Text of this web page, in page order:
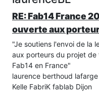
RE: Fab14 France
ouverte aux
"Je soutiens l'envoi de la
aux porteurs du projet de
Fab14 en France"
laurence berthoud lafarge
Kelle FabriK fablab Dijon